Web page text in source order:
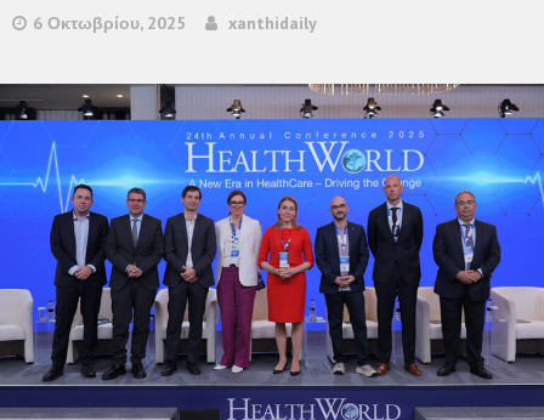
6 Οκτωβρίου, 2025 xanthidaily